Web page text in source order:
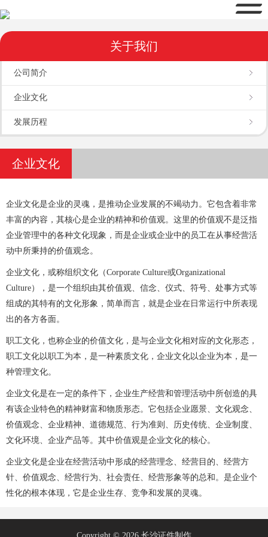
关于我们
公司简介
企业文化
发展历程
企业文化
企业文化是企业的灵魂，是推动企业发展的不竭动力。它包含着非常
丰富的内容，其核心是企业的精神和价值观。这里的价值观不是泛指
企业管理中的各种文化现象，而是企业或企业中的员工在从事经营活
动中所秉持的价值观念。
企业文化，或称组织文化（Corporate Culture或Organizational
Culture），是一个组织由其价值观、信念、仪式、符号、处事方式等
组成的其特有的文化形象，简单而言，就是企业在日常运行中所表现
出的各方各面。
职工文化，也称企业的价值文化，是与企业文化相对应的文化形态，
职工文化以职工为本，是一种素质文化，企业文化以企业为本，是一
种管理文化。
企业文化是在一定的条件下，企业生产经营和管理活动中所创造的具
有该企业特色的精神财富和物质形态。它包括企业愿景、文化观念、
价值观念、企业精神、道德规范、行为准则、历史传统、企业制度、
文化环境、企业产品等。其中价值观是企业文化的核心。
企业文化是企业在经营活动中形成的经营理念、经营目的、经营方
针、价值观念、经营行为、社会责任、经营形象等的总和。是企业个
性化的根本体现，它是企业生存、竞争和发展的灵魂。